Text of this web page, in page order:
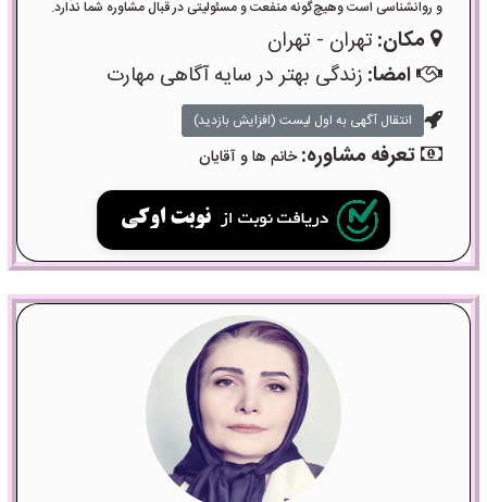
و روانشناسی است وهیچ‌گونه منفعت و مسئولیتی در قبال مشاوره شما ندارد.
مکان:تهران - تهران
امضا: زندگی بهتر در سایه آگاهی مهارت
انتقال آگهی به اول لیست (افزایش بازدید)
تعرفه مشاوره:خانم ها و آقایان